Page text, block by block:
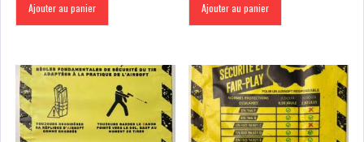
Ajouter au panier Ajouter au panier